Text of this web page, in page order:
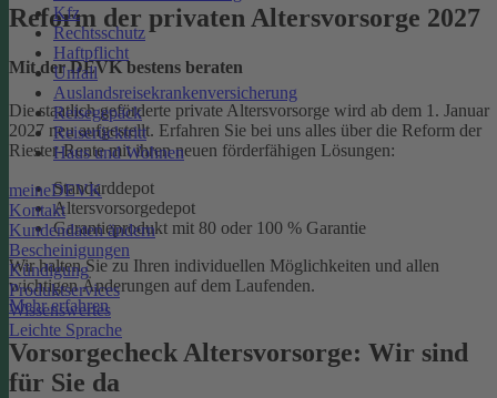
Kfz
Rechtsschutz
Haftpflicht
Unfall
Auslandsreisekrankenversicherung
Reisegepäck
Reiserücktritt
Haus und Wohnen
meineDEVK
Kontakt
Kundendaten ändern
Bescheinigungen
Kündigung
Produktservices
Wissenswertes
Leichte Sprache
Reform der privaten Altersvorsorge 2027
Mit der DEVK bestens beraten
Die staatlich geförderte private Altersvorsorge wird ab dem 1. Januar
2027 neu aufgestellt. Erfahren Sie bei uns alles über die Reform der
Riester-Rente mit ihren neuen förderfähigen Lösungen:
Standarddepot
Altersvorsorgedepot
Garantieprodukt mit 80 oder 100 % Garantie
Wir halten Sie zu Ihren individuellen Möglichkeiten und allen
wichtigen Änderungen auf dem Laufenden.
Mehr erfahren
Vorsorgecheck Altersvorsorge:­ Wir sind
für Sie da